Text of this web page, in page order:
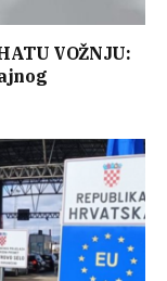
VOŽNJU: